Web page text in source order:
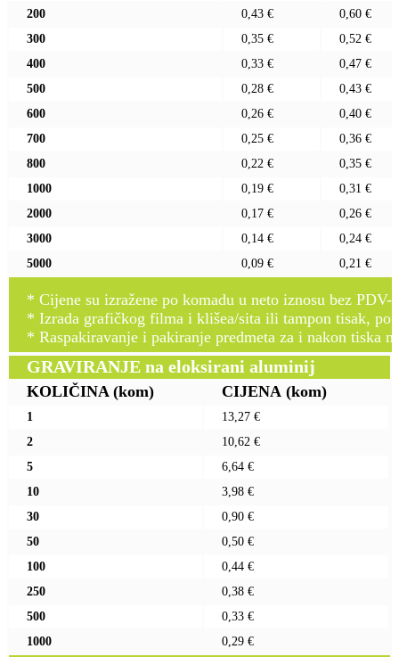
200
0,43 €
0,60 €
300
0,35 €
0,52 €
400
0,33 €
0,47 €
500
0,28 €
0,43 €
600
0,26 €
0,40 €
700
0,25 €
0,36 €
800
0,22 €
0,35 €
1000
0,19 €
0,31 €
2000
0,17 €
0,26 €
3000
0,14 €
0,24 €
5000
0,09 € 0,21 €
* Cijene su izražene po komadu u neto iznosu bez PDV-
* Izrada grafičkog filma i klišea/sita ili tampon tisak, po
* Raspakiravanje i pakiranje predmeta za i nakon tiska
GRAVIRANJE na eloksirani aluminij
KOLIČINA (kom) CIJENA (kom)
1
13,27 €
2
10,62 €
5
6,64 €
10
3,98 €
30
0,90 €
50
0,50 €
100
0,44 €
250
0,38 €
500
0,33 €
1000
0,29 €